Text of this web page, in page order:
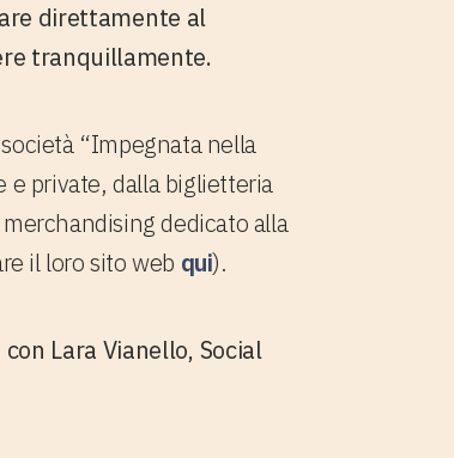
direttamente al
tranquillamente.
società “Impegnata nella
e private, dalla biglietteria
dedicato alla
il loro sito web qui).
Lara Vianello, Social